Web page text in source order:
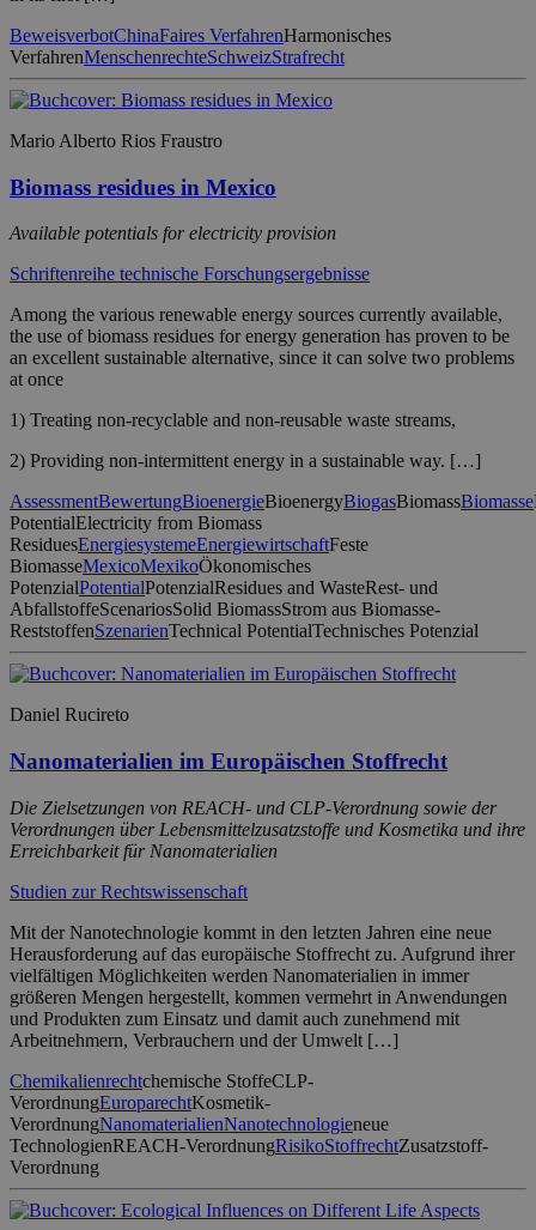
BeweisverbotChinaFaires VerfahrenHarmonisches
VerfahrenMenschenrechteSchweizStrafrecht
Mario Alberto Rios Fraustro
Biomass residues in Mexico
Available potentials for electricity provision
Schriftenreihe technische Forschungsergebnisse
Among the various renewable energy sources currently available,
the use of biomass residues for energy generation has proven to be
an excellent sustainable alternative, since it can solve two problems
at once
1) Treating non-recyclable and non-reusable waste streams,
2) Providing non-intermittent energy in a sustainable way. […]
AssessmentBewertungBioenergieBioenergyBiogasBiomassBiomasse
PotentialElectricity from Biomass
ResiduesEnergiesystemeEnergiewirtschaftFeste
BiomasseMexicoMexikoÖkonomisches
PotenzialPotentialPotenzialResidues and WasteRest- und
AbfallstoffeScenariosSolid BiomassStrom aus Biomasse-
ReststoffenSzenarienTechnical PotentialTechnisches Potenzial
Daniel Rucireto
Nanomaterialien im Europäischen Stoffrecht
Die Zielsetzungen von REACH- und CLP-Verordnung sowie der
Verordnungen über Lebensmittelzusatzstoffe und Kosmetika und ihre
Erreichbarkeit für Nanomaterialien
Studien zur Rechtswissenschaft
Mit der Nanotechnologie kommt in den letzten Jahren eine neue
Herausforderung auf das europäische Stoffrecht zu. Aufgrund ihrer
vielfältigen Möglichkeiten werden Nanomaterialien in immer
größeren Mengen hergestellt, kommen vermehrt in Anwendungen
und Produkten zum Einsatz und damit auch zunehmend mit
Arbeitnehmern, Verbrauchern und der Umwelt […]
Chemikalienrechtchemische StoffeCLP-
VerordnungEuroparechtKosmetik-
VerordnungNanomaterialienNanotechnologieneue
TechnologienREACH-VerordnungRisikoStoffrechtZusatzstoff-
Verordnung